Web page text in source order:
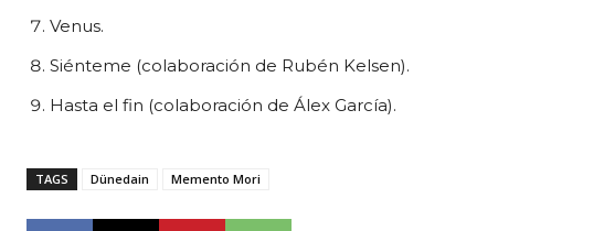
Venus.
Siénteme (colaboración de Rubén Kelsen).
Hasta el fin (colaboración de Álex García).
TAGS Dünedain Memento Mori